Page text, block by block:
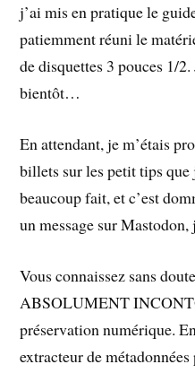
j’ai mis en pratique le
patiemment réuni le
de disquettes 3 pouces 1/
bientôt…
En attendant, je m’étais
billets sur les petit tips que
beaucoup fait, et c’est
un message sur
Vous connaissez sans
ABSOLUMENT
préservation numérique.
extracteur de